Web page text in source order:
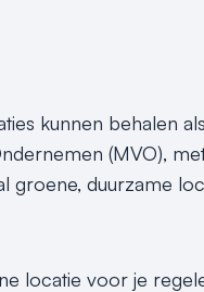
kunnen behalen
(MVO),
groene, duurzame
locatie voor je